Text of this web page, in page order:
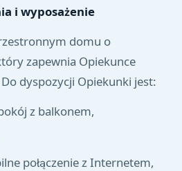
i wyposażenie
domu o
zapewnia Opiekunce
dyspozycji Opiekunki jest:
z balkonem,
połączenie z Internetem,